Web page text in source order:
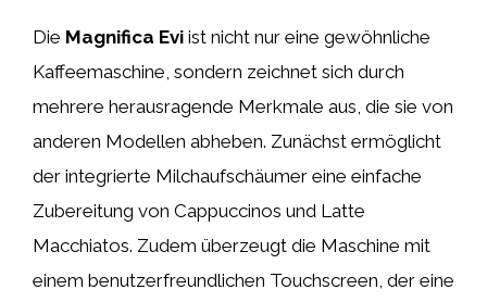
Die Magnifica Evi ist nicht nur eine gewöhnliche
Kaffeemaschine, sondern zeichnet sich durch
mehrere herausragende Merkmale aus, die sie von
anderen Modellen abheben. Zunächst ermöglicht
der integrierte Milchaufschäumer eine einfache
Zubereitung von Cappuccinos und Latte
Macchiatos. Zudem überzeugt die Maschine mit
einem benutzerfreundlichen Touchscreen, der eine